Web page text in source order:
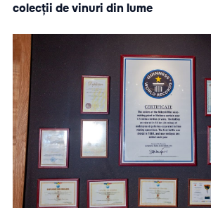
colecții de vinuri din lume